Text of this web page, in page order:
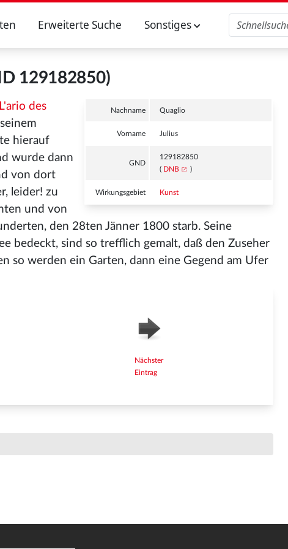
Erweiterte Suche Sonstiges
129182850)
Nachname Quaglio
Vorname Julius
GND
129182850
( DNB )
Wirkungsgebiet Kunst
des
hierauf
wurde dann
von dort
leider! zu
und von
den 28ten Jänner 1800 starb. Seine
bedeckt, sind so trefflich gemalt, daß den Zuseher
so werden ein Garten, dann eine Gegend am Ufer
Nächster
Eintrag